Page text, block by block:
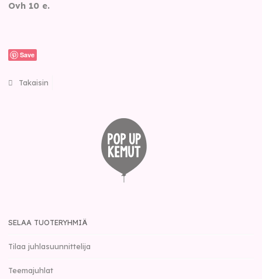
Ovh 10 e.
Save
Takaisin
SELAA TUOTERYHMIÄ
Tilaa juhlasuunnittelija
Teemajuhlat